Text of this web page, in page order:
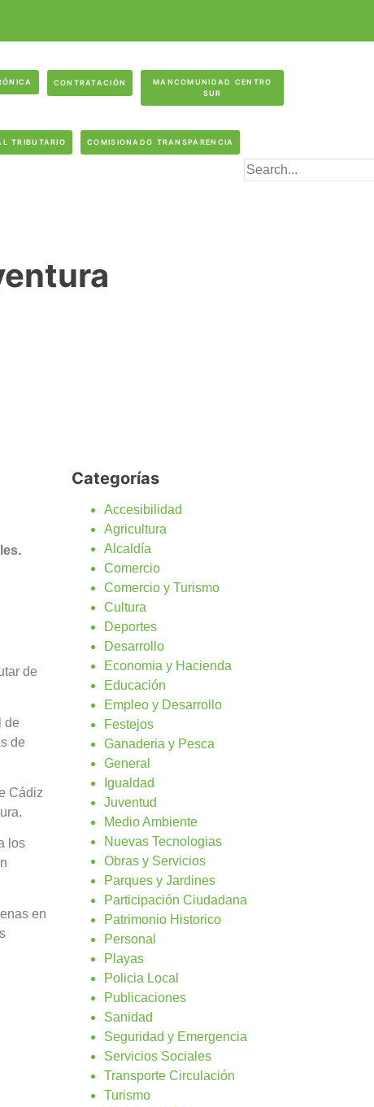
CONTRATACIÓN
MANCOMUNIDAD CENTRO
SUR
TRIBUTARIO COMISIONADO TRANSPARENCIA
de
de
de
Cádiz
los
en
Categorías
Accesibilidad
Agricultura
Alcaldía
Comercio
Comercio y Turismo
Cultura
Deportes
Desarrollo
Economia y Hacienda
Educación
Empleo y Desarrollo
Festejos
Ganaderia y Pesca
General
Igualdad
Juventud
Medio Ambiente
Nuevas Tecnologias
Obras y Servicios
Parques y Jardines
Participación Ciudadana
Patrimonio Historico
Personal
Playas
Policia Local
Publicaciones
Sanidad
Seguridad y Emergencia
Servicios Sociales
Transporte Circulación
Turismo